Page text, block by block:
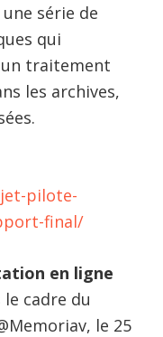
série de
qui
traitement
les archives,
pilote-
final/
en ligne
le cadre du
le 25